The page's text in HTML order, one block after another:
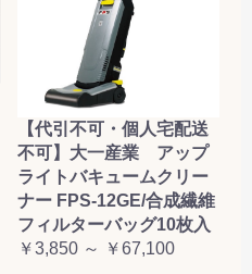
【代引不可・個人宅配送
不可】大一産業 アップ
ライトバキュームクリー
ナー FPS-12GE/合成繊維
フィルターバッグ10枚入
￥3,850 ～ ￥67,100